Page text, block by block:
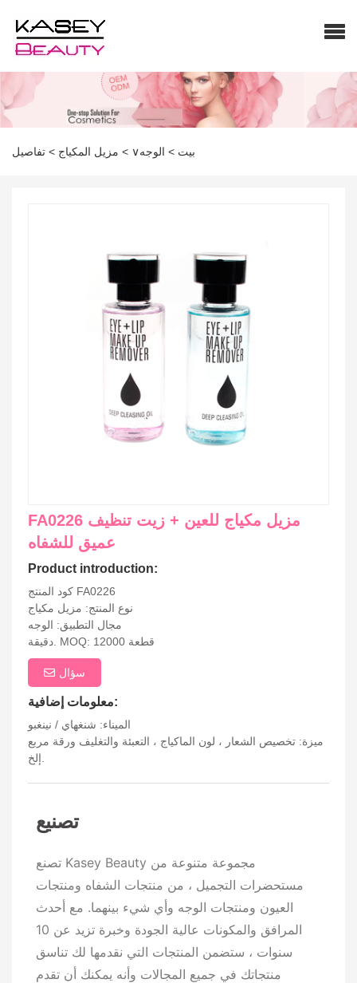
بيت > الوجه∨ > مزيل المكياج > تفاصيل
FA0226 مزيل مكياج للعين + زيت تنظيف
عميق للشفاه
Product introduction:
كود المنتج FA0226
نوع المنتج: مزيل مكياج
مجال التطبيق: الوجه
دقيقة. MOQ: 12000 قطعة
سؤال
معلومات إضافية:
الميناء: شنغهاي / نينغبو
ميزة: تخصيص الشعار ، لون الماكياج ، التعبئة والتغليف ورقة مربع
تصنيع
تصنع Kasey Beauty مجموعة متنوعة من
مستحضرات التجميل ، من منتجات الشفاه ومنتجات
العيون ومنتجات الوجه وأي شيء بينهما. مع أحدث
المرافق والمكونات عالية الجودة وخبرة تزيد عن 10
سنوات ، ستضمن المنتجات التي نقدمها لك تناسق
منتجاتك في جميع المجالات وأنه يمكنك أن تقدم